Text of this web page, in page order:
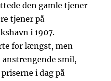
den gamle tjener
tjener på
i 1907.
for længst, men
smil,
i dag på